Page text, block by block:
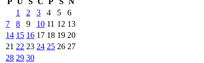
1
2 3 4 5
6
7
8 9 10 11 12 13
14 15 16 17 18 19 20
21 22 23 24 25 26 27
28 29 30